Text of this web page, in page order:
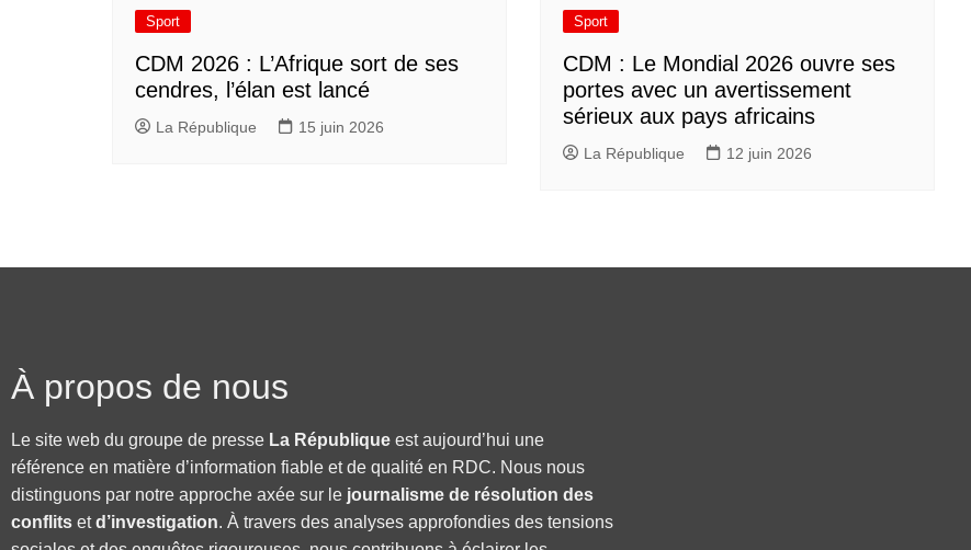
Sport
CDM 2026 : L’Afrique sort de ses
cendres, l’élan est lancé
La République 15 juin 2026
Sport
CDM : Le Mondial 2026 ouvre ses
portes avec un avertissement
sérieux aux pays africains
La République 12 juin 2026
À propos de nous
Le site web du groupe de presse La République est aujourd’hui une
référence en matière d’information fiable et de qualité en RDC. Nous nous
distinguons par notre approche axée sur le journalisme de résolution des
conflits etd’investigation. À travers des analyses approfondies des tensions